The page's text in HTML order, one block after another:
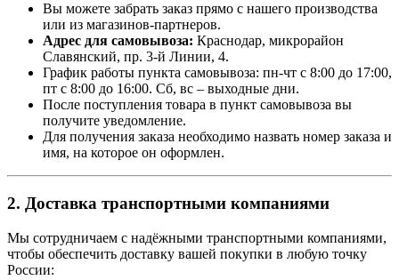
Вы можете забрать заказ прямо с нашего производства
или из магазинов-партнеров.
Адрес для самовывоза: Краснодар, микрорайон
Славянский, пр. 3-й Линии, 4.
График работы пункта самовывоза: пн-чт с 8:00 до 17:00,
пт с 8:00 до 16:00. Сб, вс – выходные дни.
После поступления товара в пункт самовывоза вы
получите уведомление.
Для получения заказа необходимо назвать номер заказа и
имя, на которое он оформлен.
2. Доставка транспортными компаниями
Мы сотрудничаем с надёжными транспортными компаниями,
чтобы обеспечить доставку вашей покупки в любую точку
России: